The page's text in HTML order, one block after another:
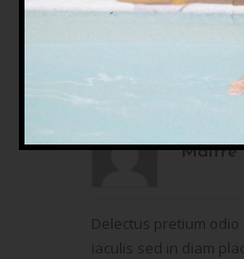
accumsan fames
Pretium ut viverra.
8 février 2016 à
Maître
Delectus pretium odio
iaculis sed in diam